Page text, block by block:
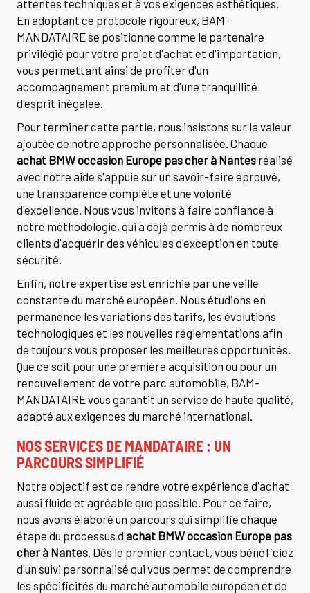
attentes techniques et à vos exigences esthétiques.
En adoptant ce protocole rigoureux, BAM-
MANDATAIRE se positionne comme le partenaire
privilégié pour votre projet d'achat et d'importation,
vous permettant ainsi de profiter d'un
accompagnement premium et d'une tranquillité
d'esprit inégalée.
Pour terminer cette partie, nous insistons sur la valeur
ajoutée de notre approche personnalisée. Chaque
achat BMW occasion Europe pas cher à Nantesréalisé
avec notre aide s'appuie sur un savoir-faire éprouvé,
une transparence complète et une volonté
d'excellence. Nous vous invitons à faire confiance à
notre méthodologie, qui a déjà permis à de nombreux
clients d'acquérir des véhicules d'exception en toute
sécurité.
Enfin, notre expertise est enrichie par une veille
constante du marché européen. Nous étudions en
permanence les variations des tarifs, les évolutions
technologiques et les nouvelles réglementations afin
de toujours vous proposer les meilleures opportunités.
Que ce soit pour une première acquisition ou pour un
renouvellement de votre parc automobile, BAM-
MANDATAIRE vous garantit un service de haute qualité,
adapté aux exigences du marché international.
NOS SERVICES DE MANDATAIRE : UN
PARCOURS SIMPLIFIÉ
Notre objectif est de rendre votre expérience d'achat
aussi fluide et agréable que possible. Pour ce faire,
nous avons élaboré un parcours qui simplifie chaque
étape du processus d'achat BMW occasion Europe pas
cher à Nantes. Dès le premier contact, vous bénéficiez
d'un suivi personnalisé qui vous permet de comprendre
les spécificités du marché automobile européen et de